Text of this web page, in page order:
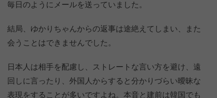
毎日のようにメールを送っていました。
結局、ゆかりちゃんからの返事は途絶えてしまい、また
会うことはできませんでした。
日本人は相手を配慮し、ストレートな言い方を避け、遠
回しに言ったり、外国人からすると分かりづらい曖昧な
表現をすることが多いですよね。本音と建前は韓国でも